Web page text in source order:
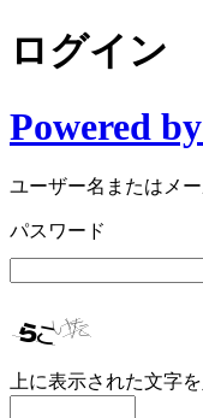
ログイン
Powered
ユーザー名またはメ
パスワード
上に表示された文字